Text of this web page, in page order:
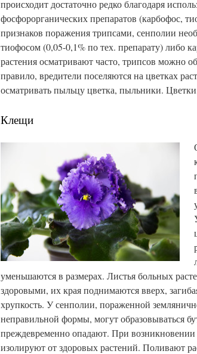
происходит достаточно редко благодаря
фосфорорганических препаратов (карбофос,
признаков поражения трипсами, сенполии
тиофосом (0,05-0,1% по тех. препарату) либо
растения осматривают часто, трипсов можно
правило, вредители поселяются на цветках
осматривать пыльцу цветка, пыльники.
Клещи
уменьшаются в размерах. Листья больных
здоровыми, их края поднимаются вверх,
хрупкость. У сенполии, пораженной
неправильной формы, могут образовываться
преждевременно опадают. При
изолируют от здоровых растений. Поливают